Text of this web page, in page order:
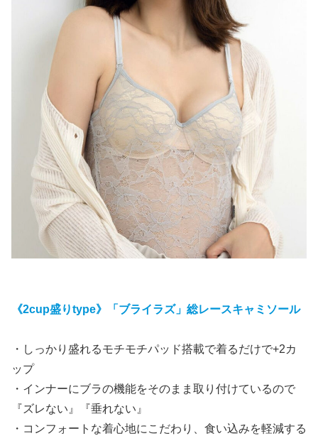
《2cup盛りtype》「ブライラズ」総レースキャミソール
・しっかり盛れるモチモチパッド搭載で着るだけで+2カ
ップ
・インナーにブラの機能をそのまま取り付けているので
『ズレない』『垂れない』
・コンフォートな着心地にこだわり、食い込みを軽減する